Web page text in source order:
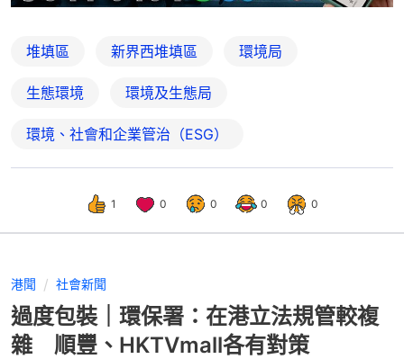
堆填區 新界西堆填區 環境局
生態環境 環境及生態局
環境、社會和企業管治（ESG）
1 0 0 0 0
港聞 社會新聞
過度包裝｜環保署：在港立法規管較複
雜 順豐、HKTVmall各有對策